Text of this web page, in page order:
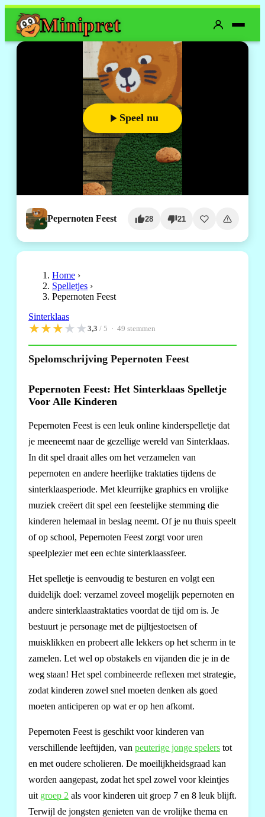
Minipret
Speel nu
Pepernoten Feest 28 21
Home ›
Spelletjes ›
Pepernoten Feest
Sinterklaas
★★★★★3,3 / 5 · 49 stemmen
Spelomschrijving Pepernoten Feest
Pepernoten Feest: Het Sinterklaas Spelletje
Voor Alle Kinderen
Pepernoten Feest is een leuk online kinderspelletje dat
je meeneemt naar de gezellige wereld van Sinterklaas.
In dit spel draait alles om het verzamelen van
pepernoten en andere heerlijke traktaties tijdens de
sinterklaasperiode. Met kleurrijke graphics en vrolijke
muziek creëert dit spel een feestelijke stemming die
kinderen helemaal in beslag neemt. Of je nu thuis speelt
of op school, Pepernoten Feest zorgt voor uren
speelplezier met een echte sinterklaassfeer.
Het spelletje is eenvoudig te besturen en volgt een
duidelijk doel: verzamel zoveel mogelijk pepernoten en
andere sinterklaastraktaties voordat de tijd om is. Je
bestuurt je personage met de pijltjestoetsen of
muisklikken en probeert alle lekkers op het scherm in te
zamelen. Let wel op obstakels en vijanden die je in de
weg staan! Het spel combineerde reflexen met strategie,
zodat kinderen zowel snel moeten denken als goed
moeten anticiperen op wat er op hen afkomt.
Pepernoten Feest is geschikt voor kinderen van
verschillende leeftijden, van peuterige jonge spelers tot
en met oudere scholieren. De moeilijkheidsgraad kan
worden aangepast, zodat het spel zowel voor kleintjes
uit groep 2 als voor kinderen uit groep 7 en 8 leuk blijft.
Terwijl de jongsten genieten van de vrolijke thema en